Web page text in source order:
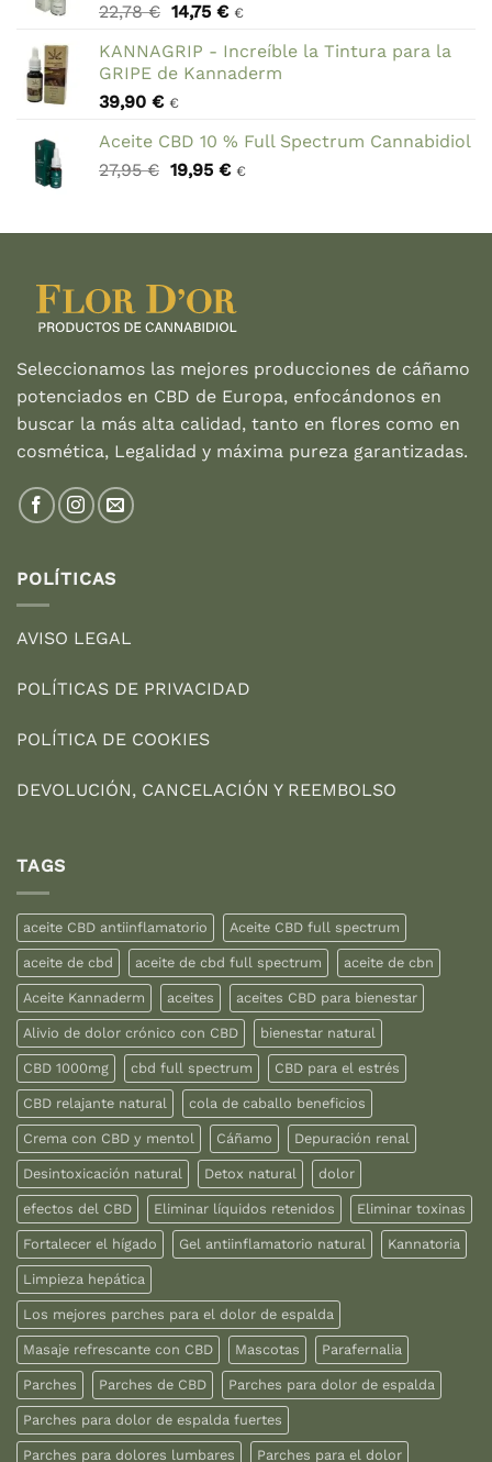
22,78€ El
original
era:
22,78 €.
14,75 €El
actual
es:
€
KANNAGRIP - Increíble la Tintura para la
GRIPE de Kannaderm
39,90 € €
Aceite CBD 10 % Full Spectrum Cannabidiol
27,95€ El
era:
19,95 €El
es:
€
Seleccionamos las mejores producciones de cáñamo
potenciados en CBD de Europa, enfocándonos en
buscar la más alta calidad, tanto en flores como en
cosmética, Legalidad y máxima pureza garantizadas.
POLÍTICAS
AVISO LEGAL
POLÍTICAS DE PRIVACIDAD
POLÍTICA DE COOKIES
DEVOLUCIÓN, CANCELACIÓN Y REEMBOLSO
TAGS
aceite CBD antiinflamatorio Aceite CBD full spectrum
aceite de cbd aceite de cbd full spectrum aceite de cbn
Aceite Kannaderm aceites aceites CBD para bienestar
Alivio de dolor crónico con CBD bienestar natural
CBD 1000mg cbd full spectrum CBD para el estrés
CBD relajante natural cola de caballo beneficios
Crema con CBD y mentol Cáñamo Depuración renal
Desintoxicación natural Detox natural dolor
efectos del CBD Eliminar líquidos retenidos Eliminar toxinas
Fortalecer el hígado Gel antiinflamatorio natural Kannatoria
Limpieza hepática
Los mejores parches para el dolor de espalda
Masaje refrescante con CBD Mascotas Parafernalia
Parches Parches de CBD Parches para dolor de espalda
Parches para dolor de espalda fuertes
Parches para dolores lumbares Parches para el dolor